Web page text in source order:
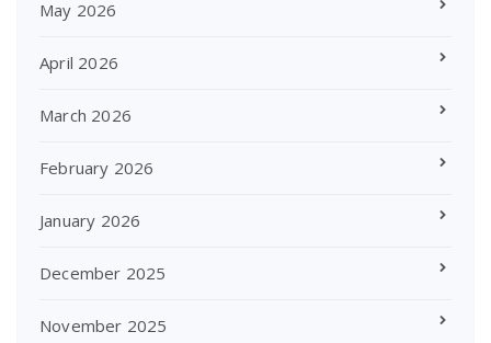
May 2026
April 2026
March 2026
February 2026
January 2026
December 2025
November 2025